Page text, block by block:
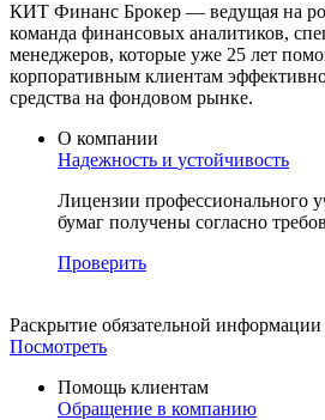
КИТ Финанс Брокер — ведущая на
команда финансовых аналитиков,
менеджеров, которые уже 25 лет
корпоративным клиентам
средства на фондовом рынке.
О компании
Надежность и устойчивость
Лицензии профессионального
бумаг получены согласно
Проверить
Раскрытие обязательной информации
Посмотреть
Помощь клиентам
Обращение в компанию